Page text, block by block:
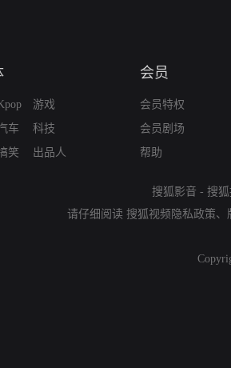
车
笑
游戏
科技
出品人
会员
会员特权
会员剧场
帮助
搜狐影音 - 搜
请仔细阅读 搜狐视频隐私政策、